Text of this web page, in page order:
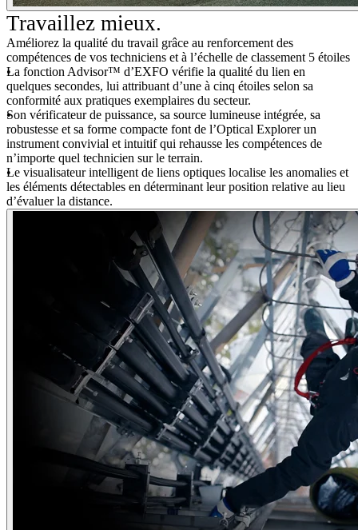
Travaillez mieux.
Améliorez la qualité du travail grâce au renforcement des
compétences de vos techniciens et à l’échelle de classement 5 étoiles
La fonction Advisor™ d’EXFO vérifie la qualité du lien en
quelques secondes, lui attribuant d’une à cinq étoiles selon sa
conformité aux pratiques exemplaires du secteur.
Son vérificateur de puissance, sa source lumineuse intégrée, sa
robustesse et sa forme compacte font de l’Optical Explorer un
instrument convivial et intuitif qui rehausse les compétences de
n’importe quel technicien sur le terrain.
Le visualisateur intelligent de liens optiques localise les anomalies et
les éléments détectables en déterminant leur position relative au lieu
d’évaluer la distance.